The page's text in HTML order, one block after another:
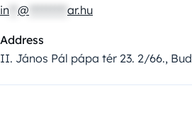
in @ ar.hu
Address
II. János Pál pápa tér 23. 2/66.,